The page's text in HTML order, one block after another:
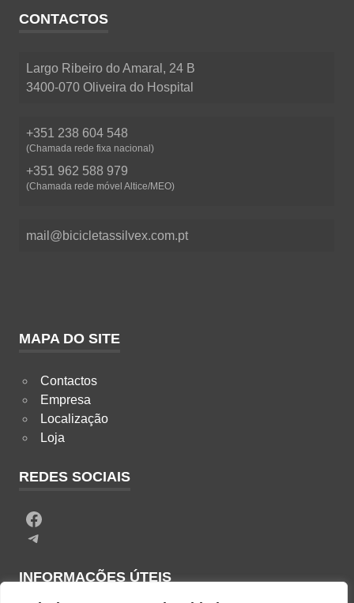
CONTACTOS
Largo Ribeiro do Amaral, 24 B
3400-070 Oliveira do Hospital
+351 238 604 548
(Chamada rede fixa nacional)
+351 962 588 979
(Chamada rede móvel Altice/MEO)
mail@bicicletassilvex.com.pt
MAPA DO SITE
Contactos
Empresa
Localização
Loja
REDES SOCIAIS
Facebook
Telegram
INFORMAÇÕES ÚTEIS